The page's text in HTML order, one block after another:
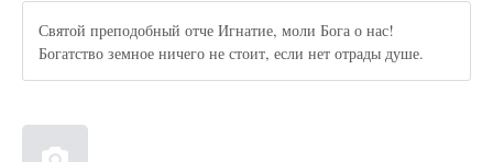
Святой преподобный отче Игнатие, моли Бога о нас!
Богатство земное ничего не стоит, если нет отрады душе.